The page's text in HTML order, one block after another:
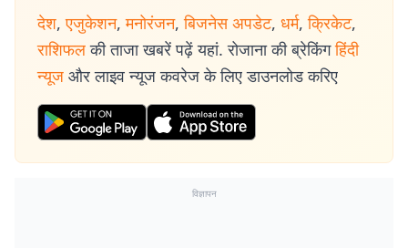
देश, एजुकेशन, मनोरंजन, बिजनेस अपडेट, धर्म, क्रिकेट,
राशिफल की ताजा खबरें पढ़ें यहां. रोजाना की ब्रेकिंग हिंदी
न्यूज और लाइव न्यूज कवरेज के लिए डाउनलोड करिए
विज्ञापन